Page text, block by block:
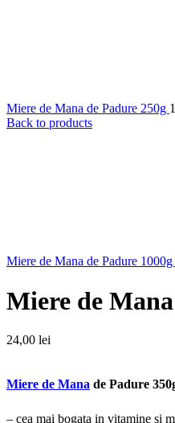
Miere de Mana de Padure 250g
Back to products
Miere de Mana de Padure 1000g
Miere de
24,00 lei
Miere de Mana de Padure
– cea mai bogata in vitamine si